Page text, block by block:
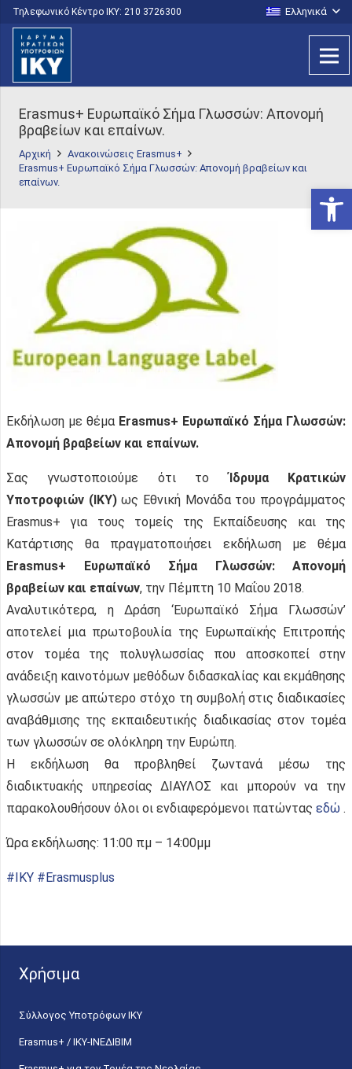
Τηλεφωνικό Κέντρο IKY: 210 3726300 Ελληνικά
Erasmus+ Ευρωπαϊκό Σήμα Γλωσσών: Απονομή
βραβείων και επαίνων.
Αρχική
Ανακοινώσεις Erasmus+
Erasmus+ Ευρωπαϊκό Σήμα Γλωσσών: Απονομή βραβείων και
επαίνων.
Εκδήλωση με θέμα Erasmus+ Ευρωπαϊκό Σήμα Γλωσσών:
Απονομή βραβείων και επαίνων.
Σας γνωστοποιούμε ότι τοΊδρυμα Κρατικών
Υποτροφιών (ΙΚΥ)ως Εθνική Μονάδα του προγράμματος
Erasmus+ για τους τομείς της Εκπαίδευσης και της
Κατάρτισης θα πραγματοποιήσει εκδήλωση με θέμα
Erasmus+ Ευρωπαϊκό Σήμα Γλωσσών: Απονομή
βραβείων και επαίνων, την Πέμπτη 10 Μαΐου 2018.
Αναλυτικότερα, η Δράση ‘Ευρωπαϊκό Σήμα Γλωσσών’
αποτελεί μια πρωτοβουλία της Ευρωπαϊκής Επιτροπής
στον τομέα της πολυγλωσσίας που αποσκοπεί στην
ανάδειξη καινοτόμων μεθόδων διδασκαλίας και εκμάθησης
γλωσσών με απώτερο στόχο τη συμβολή στις διαδικασίες
αναβάθμισης της εκπαιδευτικής διαδικασίας στον τομέα
των γλωσσών σε ολόκληρη την Ευρώπη.
Η εκδήλωση θα προβληθεί ζωντανά μέσω της
διαδικτυακής υπηρεσίας ΔΙΑΥΛΟΣ και μπορούν να την
παρακολουθήσουν όλοι οι ενδιαφερόμενοι πατώντας εδώ .
Ώρα εκδήλωσης: 11:00 πμ – 14:00μμ
#IKY #Erasmusplus
Χρήσιμα
Σύλλογος Υποτρόφων ΙΚΥ
Erasmus+ / ΙΚΥ-ΙΝΕΔΙΒΙΜ